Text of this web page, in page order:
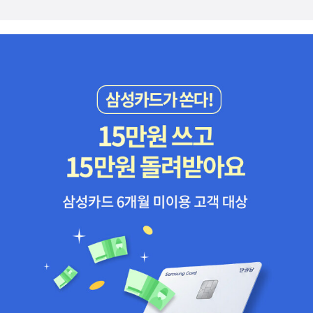
들면, 영어만 쓰게 하는 학원 다니기는 영어로 의사소통을 어느 정도
따라 성장 속도가 천차만별이라고 한다. 노출시간도 유학이나 국제
학교에 비해 적고, 영어 사용 빈도도 낮으며, 학습자 수준별로 반을 나
눠놔서 잘하는 아이들끼리 있는 반은 더 빨리 실력이 늘지만, 못하는
아이들끼리 모여 있으면 영어로 소통하지 못한 채로 시간을 흘려보낸
다고 한다.우리 집에서는 아들의 초4 영어 노출시간을 위해 화상영어
하는 방법은 아니라고 한다. 작위적인 설정 자체가 자연스러움에서
벗어나는 방법이라 그렇다고 한다.그렇다면 영어를 학과목으로 접근
하는 현실 공부법인 입시 영어의 방식에는 어떤 것이 있을까? 어휘와
문법 중심의 수업과 공부 방식, 책 읽기 중심의 수업과 공부, 독해와
문법 중심의 수업과 공부 방식으로 나눠 설명한다. 시중 영어 학원의
방식을 정리한 것인데 함께 떠올리며 읽어나가면 도움이 되었다.이
관심 있어 하는 초등 로드맵에 대해서 자세히 읽었는데요, 중등, 고등
위주일 거라고 생각을 했었는데, 그보다는 더욱 실용적이고 직접 활
용이 가능한 구체적인 정보들이 많아서 놀랐어요.작가님이 100번 강
조하신, 꾸준함의 중요성, 그리고 영어 다독의 중요성을 생각하며 다
시 마음을 다 잡아야 겠습니다. 초 저부터 중등/ 입시를 앞둔 아이들
의 부모님께 추천드리고 싶은 책이예요. 정말 넓은 스펙트럼의 이야
기들을 다루고 있어서 기초부터 입시까지 큰 그림을 그리기에 활용하
시면 정말 좋을것 같습니다. 강추 강추!! ​*출판사로부터 도서를 지원
받아 읽고 작성한 솔직한 리뷰입니다.
디까지 해야 할까, 고등 내신과 수능은 어떻게 대비해야 할까라는 부
분은 현재 중, 고등 영어 입시 관련 내용을 제시하며 가이드라인을 제
원 선택 방법 등 학부모라면 한 번쯤은 읽어봐야 할 내용이 무궁무진
하다. 아쉬운 부분을 뽑자면, 마지막 부록이다. 문법용어 정리 편이 있
는데 굳이 수많은 문법서와 영어문제집에 있는 내용을 정리해서 넣을
이유가 있을까 하는 의문이 들었지만 전반적인 책의 내용이 너무나
은 작가님들이 자신의 노하우를 아낌없이 영어 전반에 대한 인사이트
를 주는 책으로 주변 사람들에게 추천하고 싶은 책이다. 우리 아이가
영어를 좀 더 효율적으로 학습 지도하고 싶은 부모님들에게 꼭 권하
고 싶다. ** 미자모 서평단으로, 출판사의 도서 지원을 받아 작성한